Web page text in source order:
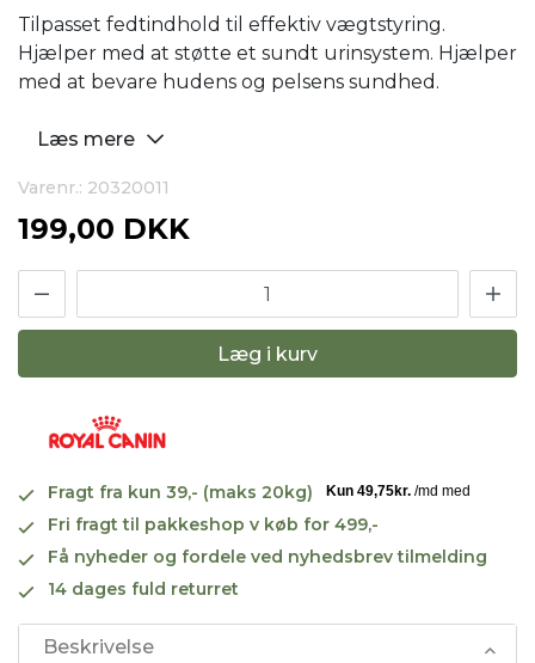
Tilpasset fedtindhold til effektiv vægtstyring.
Hjælper med at støtte et sundt urinsystem. Hjælper
med at bevare hudens og pelsens sundhed.
Læs mere
Varenr.: 20320011
199,00 DKK
Læg i kurv
Fragt fra kun 39,- (maks 20kg)
Fri fragt til pakkeshop v køb for 499,-
Få nyheder og fordele ved nyhedsbrev tilmelding
14 dages fuld returret
Beskrivelse